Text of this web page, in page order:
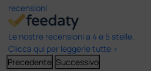
recensioni
Le nostre recensioni a 4 e 5 stelle.
Clicca qui per leggerle tutte >
Precedente Successivo